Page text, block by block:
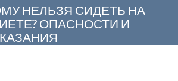
НЕЛЬЗЯ СИДЕТЬ НА
ОПАСНОСТИ И